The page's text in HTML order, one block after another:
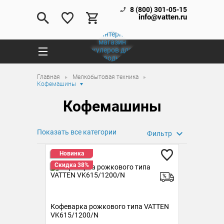
8 (800) 301-05-15
info@vatten.ru
Главная
Мелкобытовая техника
Кофемашины
Кофемашины
Показать все категории Фильтр
Новинка
Скидка 38%
Кофеварка рожкового типа VATTEN
VK615/1200/N